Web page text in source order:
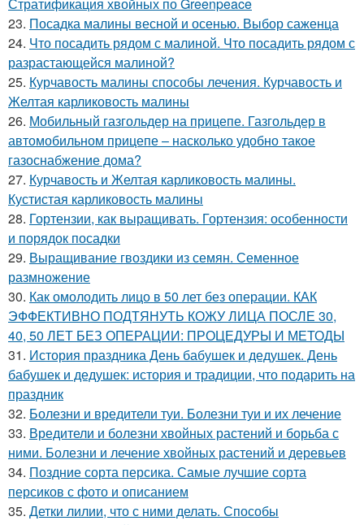
23. Посадка малины весной и осенью. Выбор саженца
24. Что посадить рядом с малиной. Что посадить рядом с
разрастающейся малиной?
25. Курчавость малины способы лечения. Курчавость и
Желтая карликовость малины
26. Мобильный газгольдер на прицепе. Газгольдер в
автомобильном прицепе – насколько удобно такое
газоснабжение дома?
27. Курчавость и Желтая карликовость малины.
Кустистая карликовость малины
28. Гортензии, как выращивать. Гортензия: особенности
и порядок посадки
29. Выращивание гвоздики из семян. Семенное
размножение
30. Как омолодить лицо в 50 лет без операции. КАК
ЭФФЕКТИВНО ПОДТЯНУТЬ КОЖУ ЛИЦА ПОСЛЕ 30,
40, 50 ЛЕТ БЕЗ ОПЕРАЦИИ: ПРОЦЕДУРЫ И МЕТОДЫ
31. История праздника День бабушек и дедушек. День
бабушек и дедушек: история и традиции, что подарить на
праздник
32. Болезни и вредители туи. Болезни туи и их лечение
33. Вредители и болезни хвойных растений и борьба с
ними. Болезни и лечение хвойных растений и деревьев
34. Поздние сорта персика. Самые лучшие сорта
персиков с фото и описанием
35. Детки лилии, что с ними делать. Способы